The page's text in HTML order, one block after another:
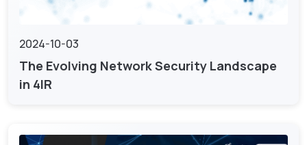
2024-10-03
The Evolving Network Security Landscape
in 4IR